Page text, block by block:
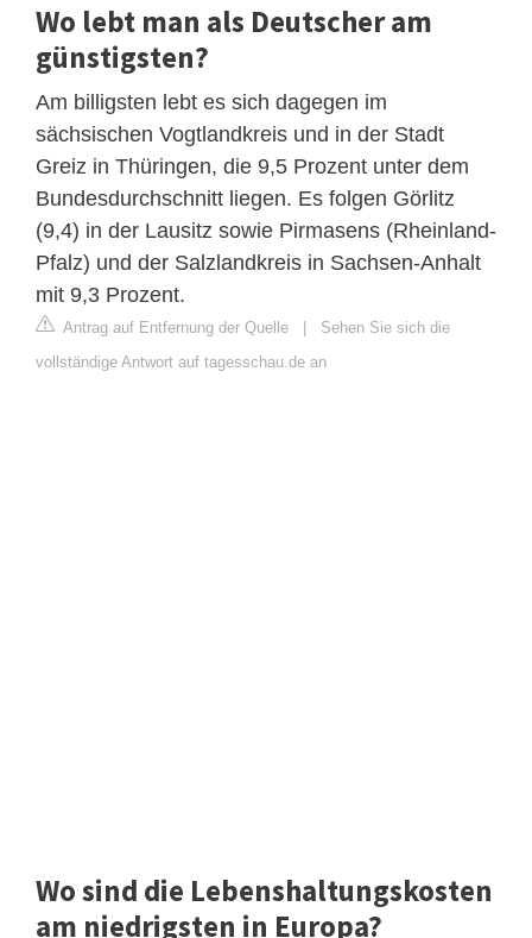
Wo lebt man als Deutscher am
günstigsten?
Am billigsten lebt es sich dagegen im
sächsischen Vogtlandkreis und in der Stadt
Greiz in Thüringen, die 9,5 Prozent unter dem
Bundesdurchschnitt liegen. Es folgen Görlitz
(9,4) in der Lausitz sowie Pirmasens (Rheinland-
Pfalz) und der Salzlandkreis in Sachsen-Anhalt
mit 9,3 Prozent.
Antrag auf Entfernung der Quelle
Sehen Sie sich die
vollständige Antwort auf tagesschau.de an
Wo sind die Lebenshaltungskosten
am niedrigsten in Europa?